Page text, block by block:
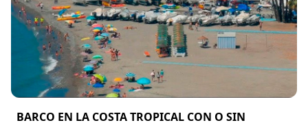
BARCO EN LA COSTA TROPICAL CON O SIN